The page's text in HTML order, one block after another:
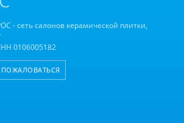
- сеть салонов керамической плитки,
0106005182
ПОЖАЛОВАТЬСЯ